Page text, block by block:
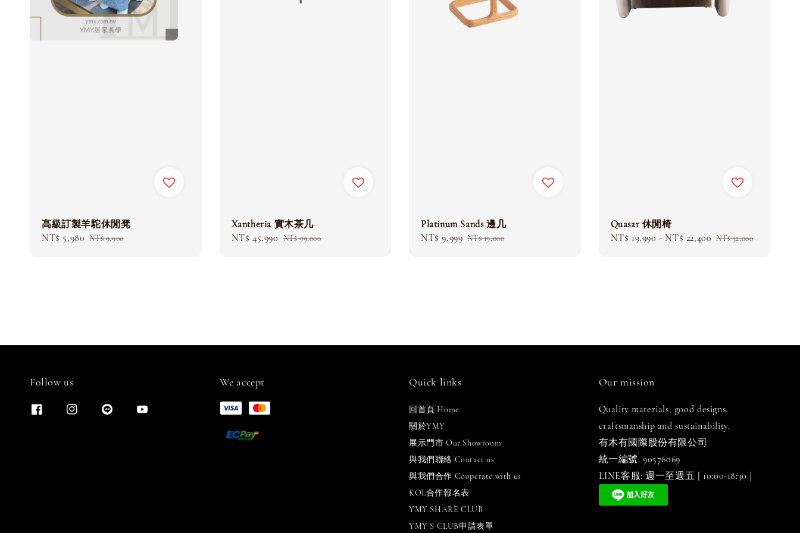
高級訂製羊駝休閒凳
Sale
NT$ 5,980 Regular
NT$ 9,900
Xantheria 實木茶几
Sale
NT$ 45,990 Regular
NT$ 99,000
Platinum Sands 邊几
Sale
NT$ 9,999 Regular
NT$ 19,000
Quasar 休閒椅
Sale
NT$ 19,990 - NT$ 22,400 Regular
NT$ 32,000
Follow us We accept Quick links
回首頁 Home
關於YMY
展示門市 Our Showroom
與我們聯絡 Contact us
與我們合作 Cooperate with us
KOL合作報名表
YMY SHARE CLUB
YMY S CLUB申請表單
Our mission
Quality materials, good designs,
craftsmanship and sustainability.
有木有國際股份有限公司
統一編號: 90576069
LINE客服: 週一至週五 [ 10:00-18:30 ]